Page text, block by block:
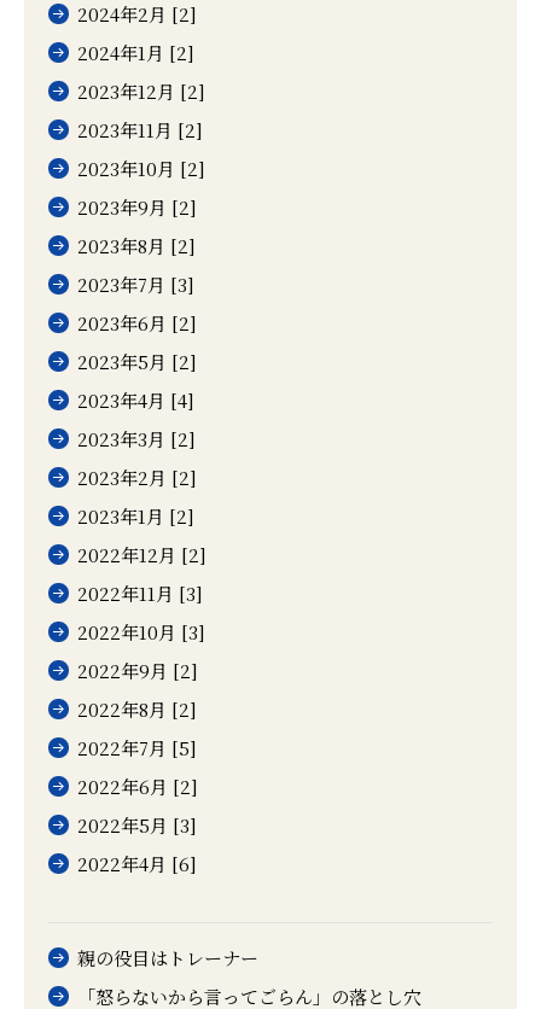
2024年2月 [2]
2024年1月 [2]
2023年12月 [2]
2023年11月 [2]
2023年10月 [2]
2023年9月 [2]
2023年8月 [2]
2023年7月 [3]
2023年6月 [2]
2023年5月 [2]
2023年4月 [4]
2023年3月 [2]
2023年2月 [2]
2023年1月 [2]
2022年12月 [2]
2022年11月 [3]
2022年10月 [3]
2022年9月 [2]
2022年8月 [2]
2022年7月 [5]
2022年6月 [2]
2022年5月 [3]
2022年4月 [6]
親の役目はトレーナー
「怒らないから言ってごらん」の落とし穴